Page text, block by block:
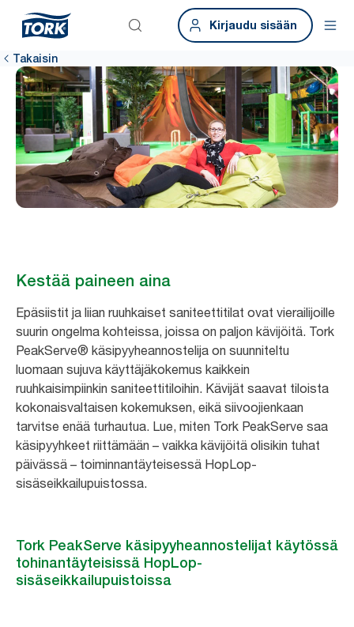
Kirjaudu sisään
Takaisin
Kestää paineen aina
Epäsiistit ja liian ruuhkaiset saniteettitilat ovat vierailijoille
suurin ongelma kohteissa, joissa on paljon kävijöitä. Tork
PeakServe® käsipyyheannostelija on suunniteltu
luomaan sujuva käyttäjäkokemus kaikkein
ruuhkaisimpiinkin saniteettitiloihin. Kävijät saavat tiloista
kokonaisvaltaisen kokemuksen, eikä siivoojienkaan
tarvitse enää turhautua. Lue, miten Tork PeakServe saa
käsipyyhkeet riittämään – vaikka kävijöitä olisikin tuhat
päivässä – toiminnantäyteisessä HopLop-
sisäseikkailupuistossa.
Tork PeakServe käsipyyheannostelijat käytössä
tohinantäyteisissä HopLop-
sisäseikkailupuistoissa